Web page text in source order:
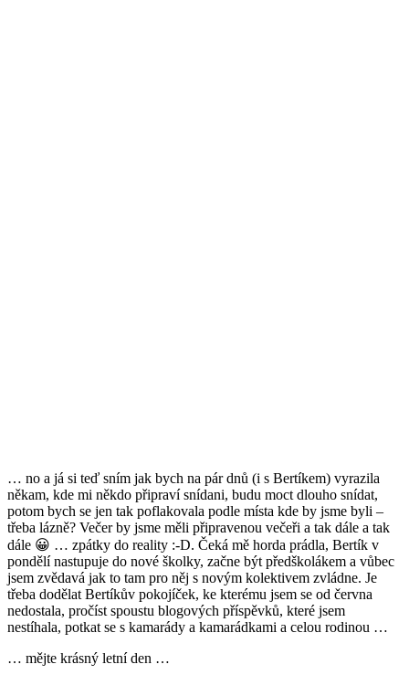
… no a já si teď sním jak bych na pár dnů (i s Bertíkem) vyrazila
někam, kde mi někdo připraví snídani, budu moct dlouho snídat,
potom bych se jen tak poflakovala podle místa kde by jsme byli –
třeba lázně? Večer by jsme měli připravenou večeři a tak dále a tak
dále 😀 … zpátky do reality :-D. Čeká mě horda prádla, Bertík v
pondělí nastupuje do nové školky, začne být předškolákem a vůbec
jsem zvědavá jak to tam pro něj s novým kolektivem zvládne. Je
třeba dodělat Bertíkův pokojíček, ke kterému jsem se od června
nedostala, pročíst spoustu blogových příspěvků, které jsem
nestíhala, potkat se s kamarády a kamarádkami a celou rodinou …
… mějte krásný letní den …